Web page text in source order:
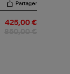
Partager
425,00 €